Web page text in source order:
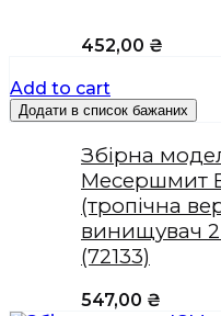
452,00 ₴
Add to cart
Додати в список бажаних
Збірна
Месершмит
(тропічна
винищувач 2
(72133)
547,00 ₴